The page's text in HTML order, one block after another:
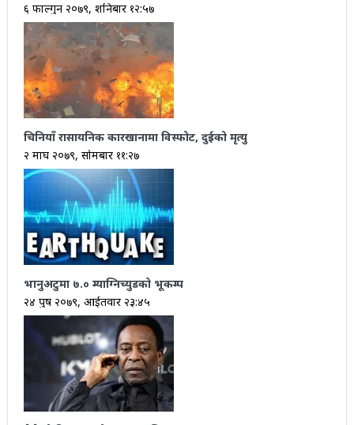
६ फाल्गुन २०७९, शनिबार १२:५७
चिनियाँ रासायनिक कारखानामा विस्फोट, दुईको मृत्यु
२ माघ २०७९, सोमबार ११:२७
भानुअटुमा ७.० म्याग्निच्युडको भूकम्प
२४ पुष २०७९, आईतवार २३:४५